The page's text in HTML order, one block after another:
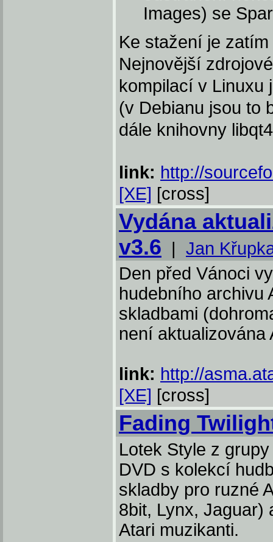
Images) se
Ke stažení je
Nejnovější
kompilací v Linuxu
(v Debianu jsou to
dále knihovny
link: http://
[XE] [cross]
Vydána
v3.6 | Jan
Den před Vánoci
hudebního archivu
skladbami
není aktualizována
link: http://
[XE] [cross]
Fading
Lotek Style z
DVD s kolekcí
skladby pro ruzné
8bit, Lynx, Jaguar)
Atari muzikanti.